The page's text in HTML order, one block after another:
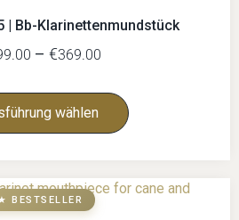
| Bb-Klarinettenmundstück
– €369.00
wählen
BESTSELLER